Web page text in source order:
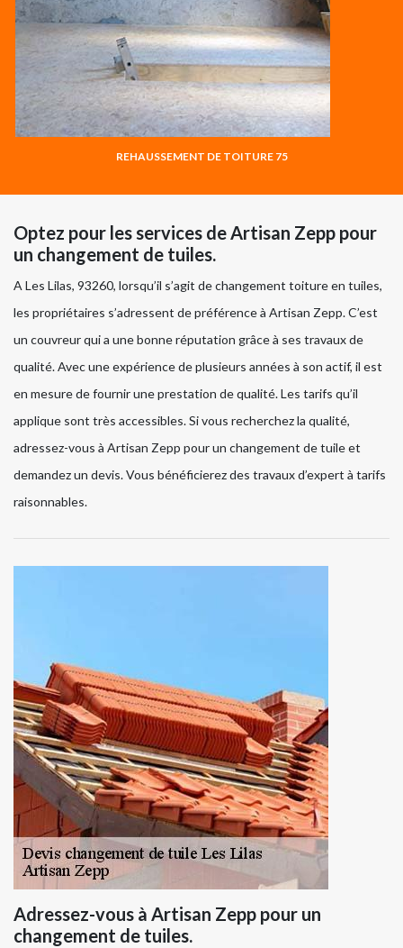
REHAUSSEMENT DE TOITURE 75
Optez pour les services de Artisan Zepp pour
un changement de tuiles.
A Les Lilas, 93260, lorsqu’il s’agit de changement toiture en tuiles,
les propriétaires s’adressent de préférence à Artisan Zepp. C’est
un couvreur qui a une bonne réputation grâce à ses travaux de
qualité. Avec une expérience de plusieurs années à son actif, il est
en mesure de fournir une prestation de qualité. Les tarifs qu’il
applique sont très accessibles. Si vous recherchez la qualité,
adressez-vous à Artisan Zepp pour un changement de tuile et
demandez un devis. Vous bénéficierez des travaux d’expert à tarifs
raisonnables.
Adressez-vous à Artisan Zepp pour un
changement de tuiles.